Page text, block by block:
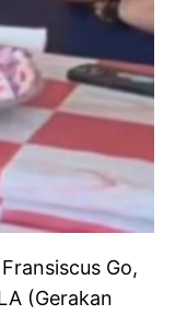
Go,
(Gerakan